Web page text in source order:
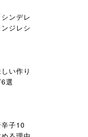
ンデレ
ジレシ
い作り
選
子10